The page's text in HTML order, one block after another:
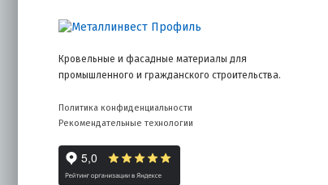
Кровельные и фасадные материалы для
промышленного и гражданского строительства.
Политика конфиденциальности
Рекомендательные технологии